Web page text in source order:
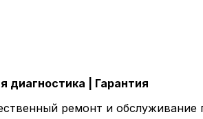
диагностика | Гарантия
ремонт и